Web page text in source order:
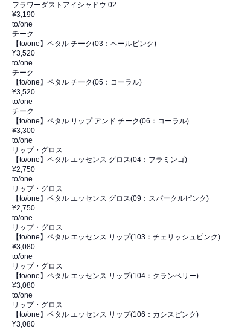
フラワーダストアイシャドウ 02
¥3,190
to/one
チーク
【to/one】ペタル チーク(03：ペールピンク)
¥3,520
to/one
チーク
【to/one】ペタル チーク(05：コーラル)
¥3,520
to/one
チーク
【to/one】ペタル リップ アンド チーク(06：コーラル)
¥3,300
to/one
リップ・グロス
【to/one】ペタル エッセンス グロス(04：フラミンゴ)
¥2,750
to/one
リップ・グロス
【to/one】ペタル エッセンス グロス(09：スパークルピンク)
¥2,750
to/one
リップ・グロス
【to/one】ペタル エッセンス リップ(103：チェリッシュピンク)
¥3,080
to/one
リップ・グロス
【to/one】ペタル エッセンス リップ(104：クランベリー)
¥3,080
to/one
リップ・グロス
【to/one】ペタル エッセンス リップ(106：カシスピンク)
¥3,080